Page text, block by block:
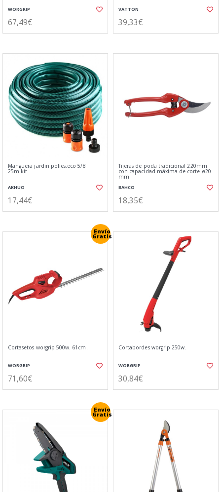
WORGRIP
67,49€
VATTON
39,33€
Manguera jardin polies.eco 5/8
25m.kit
AKHUO
17,44€
Tijeras de poda tradicional 220mm
con capacidad máxima de corte ø20
mm
BAHCO
18,35€
Envío
Gratis
Cortasetos worgrip 500w. 61cm.
WORGRIP
71,60€
Cortabordes worgrip 250w.
WORGRIP
30,84€
Envío
Gratis